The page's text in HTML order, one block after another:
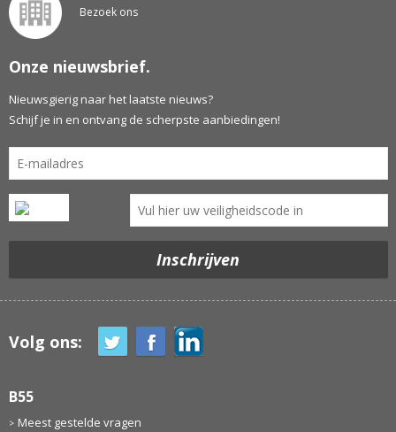
Bezoek ons
Onze nieuwsbrief.
Nieuwsgierig naar het laatste nieuws?
Schijf je in en ontvang de scherpste aanbiedingen!
Volg ons:
B55
Meest gestelde vragen